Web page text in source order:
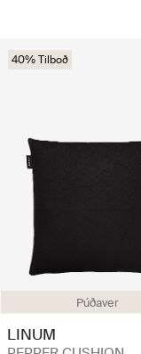
Púðaver
40% Tilboð
LINUM